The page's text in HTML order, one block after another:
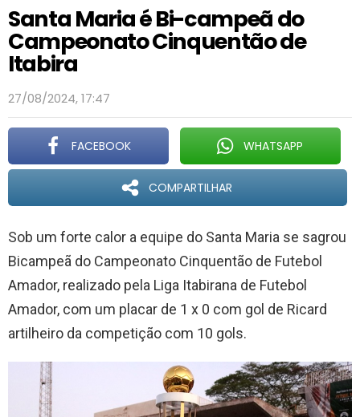
Santa Maria é Bi-campeã do
Campeonato Cinquentão de
Itabira
27/08/2024, 17:47
FACEBOOK WHATSAPP
COMPARTILHAR
Sob um forte calor a equipe do Santa Maria se sagrou
Bicampeã do Campeonato Cinquentão de Futebol
Amador, realizado pela Liga Itabirana de Futebol
Amador, com um placar de 1 x 0 com gol de Ricard
artilheiro da competição com 10 gols.